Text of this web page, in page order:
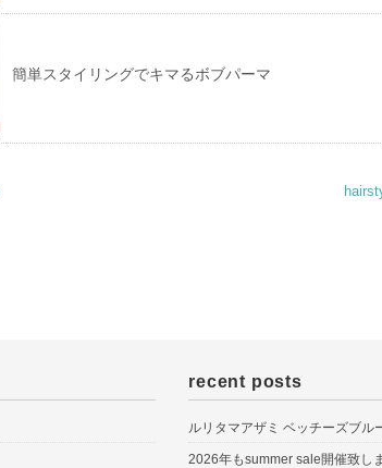
簡単スタイリングでキマるボブパーマ
recent posts
ルリタマアザミ ベッチーズブル
2026年もsummer sale開催致し